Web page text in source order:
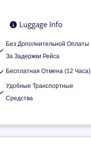
Luggage Info
Без Дополнительной Оплаты
За Задержки Рейса
Бесплатная Отмена (12 Часа)
Удобные Транспортные
Средства